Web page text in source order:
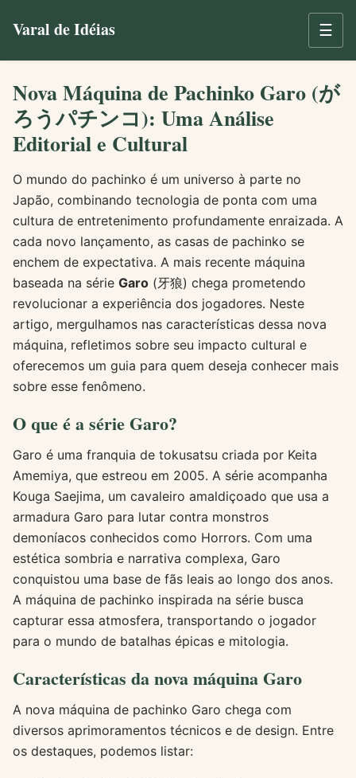
Varal de Idéias ☰
Nova Máquina de Pachinko Garo (が
ろうパチンコ): Uma Análise
Editorial e Cultural
O mundo do pachinko é um universo à parte no
Japão, combinando tecnologia de ponta com uma
cultura de entretenimento profundamente enraizada. A
cada novo lançamento, as casas de pachinko se
enchem de expectativa. A mais recente máquina
baseada na série Garo (牙狼) chega prometendo
revolucionar a experiência dos jogadores. Neste
artigo, mergulhamos nas características dessa nova
máquina, refletimos sobre seu impacto cultural e
oferecemos um guia para quem deseja conhecer mais
sobre esse fenômeno.
O que é a série Garo?
Garo é uma franquia de tokusatsu criada por Keita
Amemiya, que estreou em 2005. A série acompanha
Kouga Saejima, um cavaleiro amaldiçoado que usa a
armadura Garo para lutar contra monstros
demoníacos conhecidos como Horrors. Com uma
estética sombria e narrativa complexa, Garo
conquistou uma base de fãs leais ao longo dos anos.
A máquina de pachinko inspirada na série busca
capturar essa atmosfera, transportando o jogador
para o mundo de batalhas épicas e mitologia.
Características da nova máquina Garo
A nova máquina de pachinko Garo chega com
diversos aprimoramentos técnicos e de design. Entre
os destaques, podemos listar: